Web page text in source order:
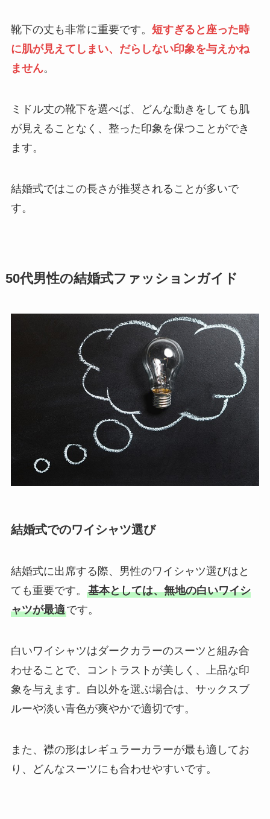
靴下の丈も非常に重要です。 短すぎると座った時
に肌が見えてしまい、だらしない印象を与えかね
ません。
ミドル丈の靴下を選べば、どんな動きをしても肌
が見えることなく、整った印象を保つことができ
ます。
結婚式ではこの長さが推奨されることが多いで
す。
50代男性の結婚式ファッションガイド
結婚式でのワイシャツ選び
結婚式に出席する際、男性のワイシャツ選びはと
ても重要です。 基本としては、無地の白いワイシ
ャツが最適です。
白いワイシャツはダークカラーのスーツと組み合
わせることで、コントラストが美しく、上品な印
象を与えます。白以外を選ぶ場合は、サックスブ
ルーや淡い青色が爽やかで適切です。
また、襟の形はレギュラーカラーが最も適してお
り、どんなスーツにも合わせやすいです。